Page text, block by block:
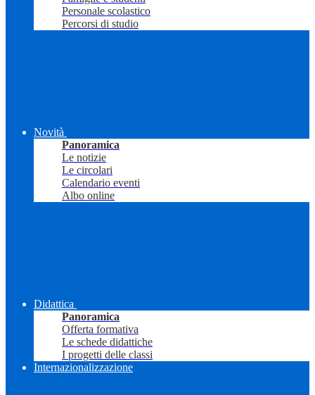
Personale scolastico
Percorsi di studio
Novità
Panoramica
Le notizie
Le circolari
Calendario eventi
Albo online
Didattica
Panoramica
Offerta formativa
Le schede didattiche
I progetti delle classi
Internazionalizzazione